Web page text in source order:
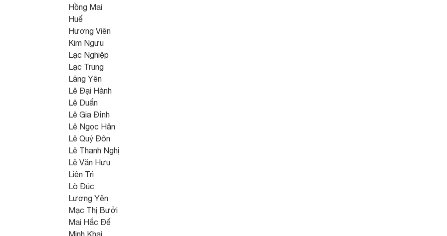
Hồng Mai
Huế
Hương Viên
Kim Ngưu
Lạc Nghiệp
Lạc Trung
Lãng Yên
Lê Đại Hành
Lê Duẩn
Lê Gia Đỉnh
Lê Ngọc Hân
Lê Quý Đôn
Lê Thanh Nghị
Lê Văn Hưu
Liên Trì
Lò Đúc
Lương Yên
Mạc Thị Bưởi
Mai Hắc Đế
Minh Khai